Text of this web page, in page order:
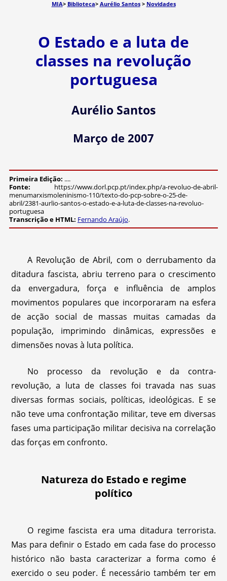
MIA> Biblioteca> Aurélio Santos> Novidades
O Estado e a luta de
classes na revolução
portuguesa
Aurélio Santos
Março de 2007
Primeira Edição: ....
Fonte: https://www.dorl.pcp.pt/index.php/a-revoluo-de-abril-
menumarxismoleninismo-110/texto-do-pcp-sobre-o-25-de-
abril/2381-aurlio-santos-o-estado-e-a-luta-de-classes-na-revoluo-
portuguesa
Transcrição e HTML: Fernando Araújo.
A Revolução de Abril, com o derrubamento da
ditadura fascista, abriu terreno para o crescimento
da envergadura, força e influência de amplos
movimentos populares que incorporaram na esfera
de acção social de massas muitas camadas da
população, imprimindo dinâmicas, expressões e
dimensões novas à luta política.
No processo da revolução e da contra-
revolução, a luta de classes foi travada nas suas
diversas formas sociais, políticas, ideológicas. E se
não teve uma confrontação militar, teve em diversas
fases uma participação militar decisiva na correlação
das forças em confronto.
Natureza do Estado e regime
político
O regime fascista era uma ditadura terrorista.
Mas para definir o Estado em cada fase do processo
histórico não basta caracterizar a forma como é
exercido o seu poder. É necessário também ter em